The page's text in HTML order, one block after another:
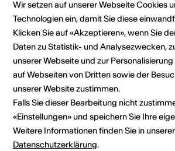
Creative
Agentur ohooo
Neben dem
sie bei
arbeitete sie
Berlin, u.a. für
Fashion-
dieses Know-
Wir setzen auf unserer Webseite Cookies
Technologien ein, damit Sie diese
Klicken Sie auf «Akzeptieren», wenn Sie
Daten zu Statistik- und Analysezwecken,
unserer Webseite und zur
auf Webseiten von Dritten sowie der
unserer Website zustimmen.
Falls Sie dieser Bearbeitung nicht
«Einstellungen» und speichern Sie Ihre
Weitere Informationen finden Sie in
Datenschutzerklärung.